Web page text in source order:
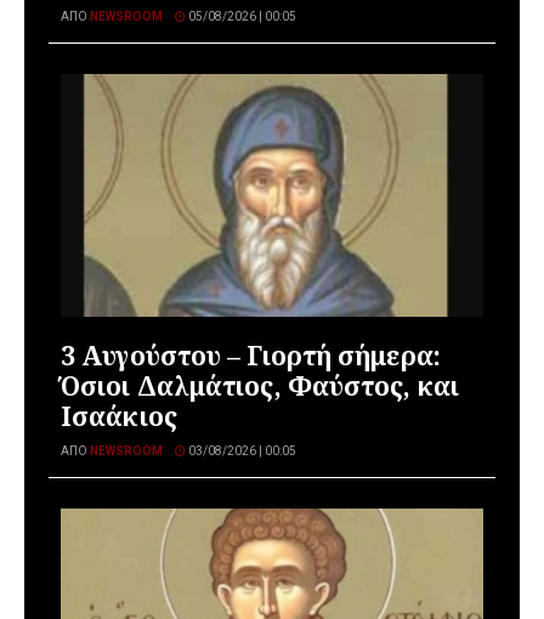
ΑΠΌ NEWSROOM 05/08/2026 | 00:05
3 Αυγούστου – Γιορτή σήμερα:
Όσιοι Δαλμάτιος, Φαύστος, και
Ισαάκιος
ΑΠΌ NEWSROOM 03/08/2026 | 00:05